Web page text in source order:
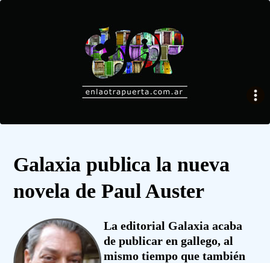
Galaxia publica la nueva
novela de Paul Auster
La editorial Galaxia acaba
de publicar en gallego, al
mismo tiempo que también